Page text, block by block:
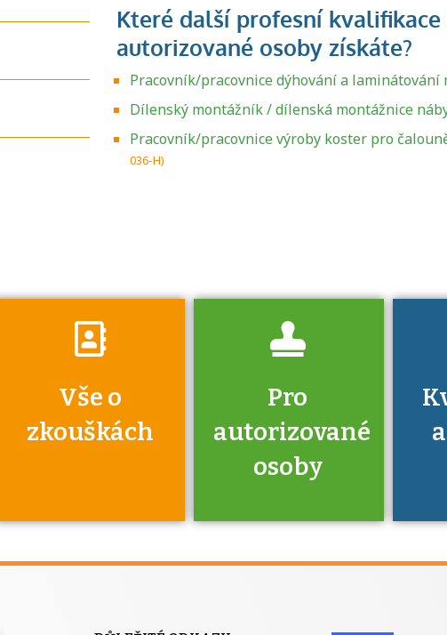
Pracovník/pracovnice dýhování a laminátování
Dílenský montážník / dílenská montážnice
Pracovník/pracovnice výroby koster pro
036-H)
Vše o
zkouškách
Zjistěte, jak se
Pro
autorizované
osoby
U